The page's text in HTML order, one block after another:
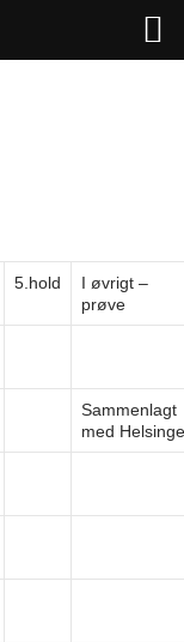
5.hold
I øvrigt –
prøve
Sammenlagt
med Helsinge